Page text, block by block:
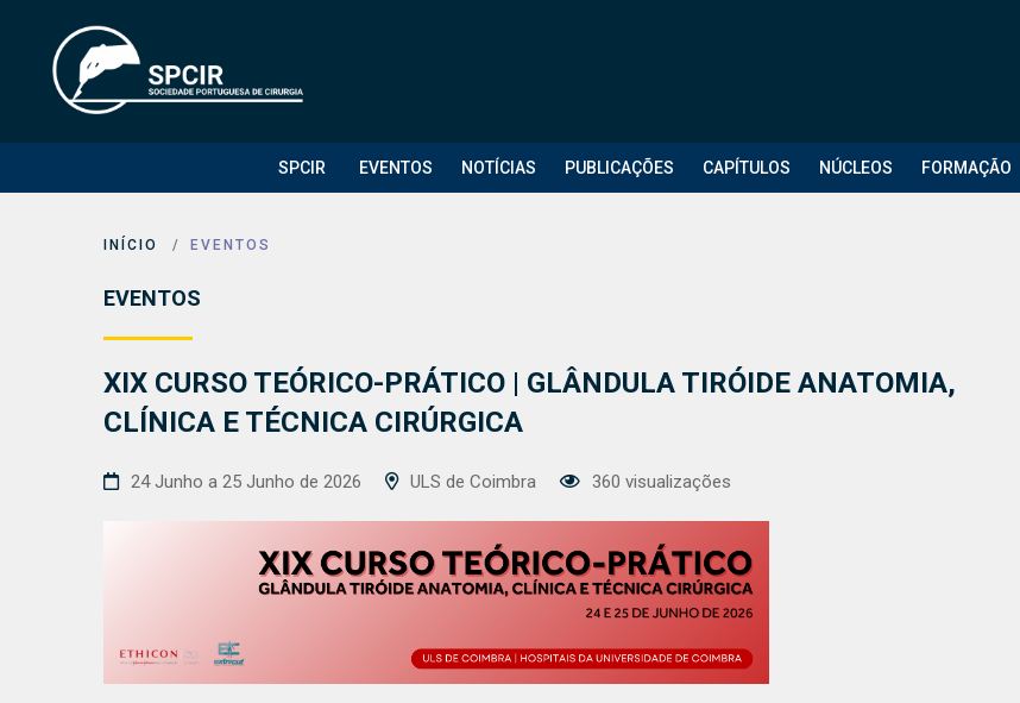
SPCIR EVENTOS NOTÍCIAS PUBLICAÇÕES CAPÍTULOS NÚCLEOS FORMAÇÃO
INÍCIO EVENTOS
EVENTOS
XIX CURSO TEÓRICO-PRÁTICO | GLÂNDULA TIRÓIDE ANATOMIA,
CLÍNICA E TÉCNICA CIRÚRGICA
24 Junho a 25 Junho de 2026 ULS de Coimbra 360 visualizações